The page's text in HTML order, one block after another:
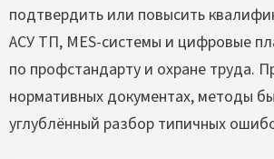
подтвердить или повысить
АСУ ТП, MES-системы и цифровые
по профстандарту и охране труда.
нормативных документах, методы
углублённый разбор типичных